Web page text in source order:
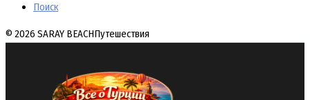
Поиск
© 2026 SARAY BEACHПутешествия